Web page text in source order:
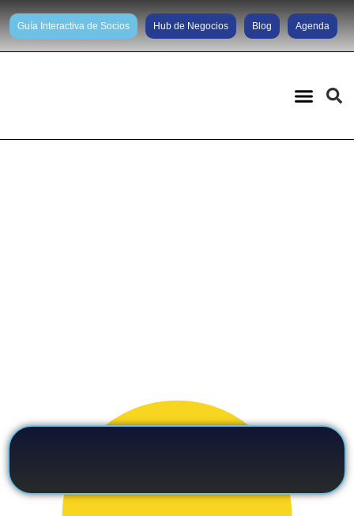
Guía Interactiva de Socios Hub de Negocios Blog Agenda